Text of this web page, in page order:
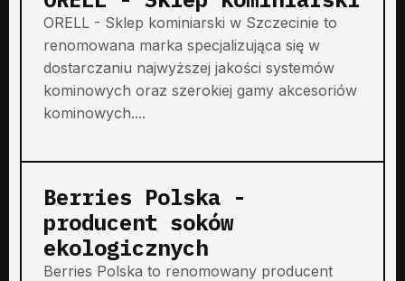
ORELL - Sklep kominiarski w Szczecinie to
renomowana marka specjalizująca się w
dostarczaniu najwyższej jakości systemów
kominowych oraz szerokiej gamy akcesoriów
kominowych....
Berries Polska -
producent soków
ekologicznych
Berries Polska to renomowany producent